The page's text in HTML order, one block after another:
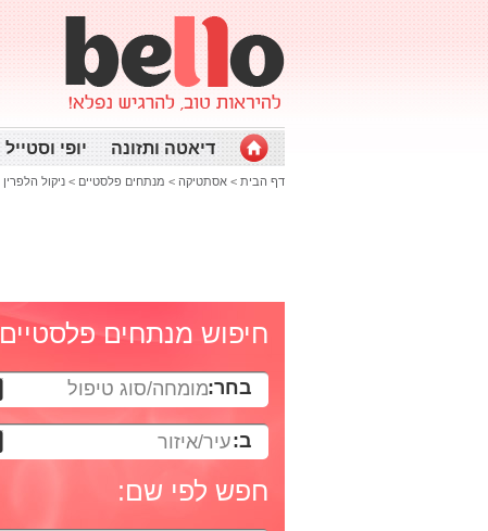
דיאטה ותזונה יופי וסטייל
דף הבית > אסתטיקה > מנתחים פלסטיים > ניקול הלפרין
חיפוש מנתחים פלסטיים
בחר:מומחה/סוג טיפול
ב:עיר/איזור
חפש לפי שם: